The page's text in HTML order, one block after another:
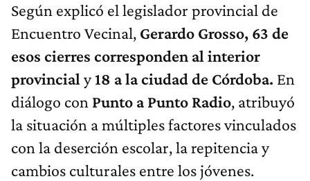
Según explicó el legislador provincial de
Encuentro Vecinal, Gerardo Grosso, 63 de
esos cierres corresponden al interior
provincial y18 a la ciudad de Córdoba. En
diálogo con Punto a Punto Radio, atribuyó
la situación a múltiples factores vinculados
con la deserción escolar, la repitencia y
cambios culturales entre los jóvenes.